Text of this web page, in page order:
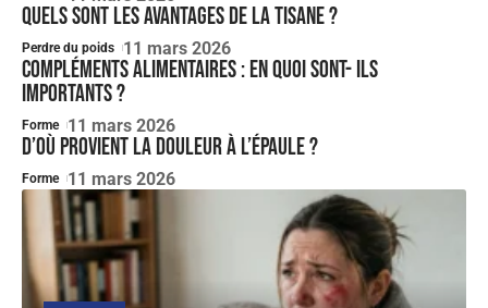
Quels sont les avantages de la tisane ?
Perdre du poids 11 mars 2026
Compléments alimentaires : en quoi sont- ils
importants ?
Forme 11 mars 2026
D’où provient la douleur à l’épaule ?
Forme 11 mars 2026